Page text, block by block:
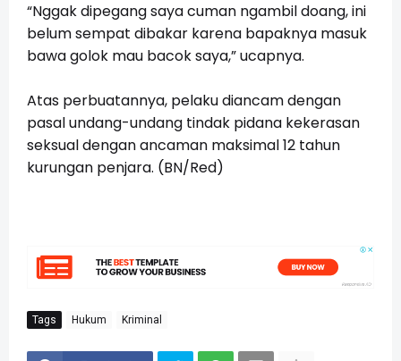
“Nggak dipegang saya cuman ngambil doang, ini
belum sempat dibakar karena bapaknya masuk
bawa golok mau bacok saya,” ucapnya.
Atas perbuatannya, pelaku diancam dengan
pasal undang-undang tindak pidana kekerasan
seksual dengan ancaman maksimal 12 tahun
kurungan penjara. (BN/Red)
Tags Hukum Kriminal